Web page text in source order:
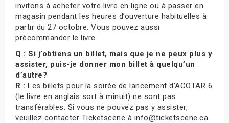
invitons à acheter votre livre en ligne ou à passer en
magasin pendant les heures d’ouverture habituelles à
partir du 27 octobre. Vous pouvez aussi
précommander le livre.
Q : Si j’obtiens un billet, mais que je ne peux plus y
assister, puis-je donner mon billet à quelqu’un
d’autre?
R : Les billets pour la soirée de lancement d’ACOTAR 6
(le livre en anglais sort à minuit) ne sont pas
transférables. Si vous ne pouvez pas y assister,
veuillez contacter Ticketscene à info@ticketscene.ca